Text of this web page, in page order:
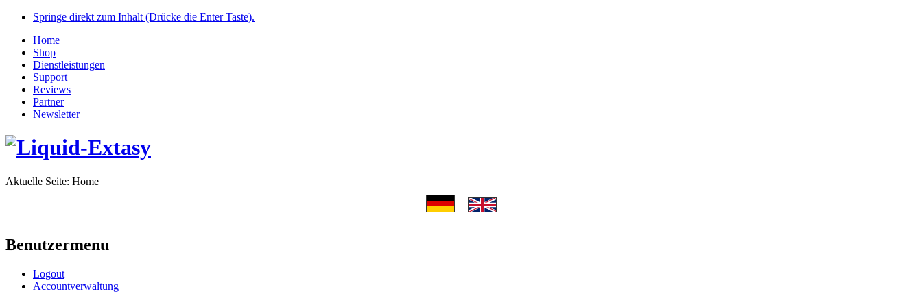
Springe direkt zum Inhalt (Drücke die Enter Taste).
Home
Shop
Dienstleistungen
Support
Reviews
Partner
Newsletter
Aktuelle Seite: Home
Benutzermenu
Logout
Accountverwaltung